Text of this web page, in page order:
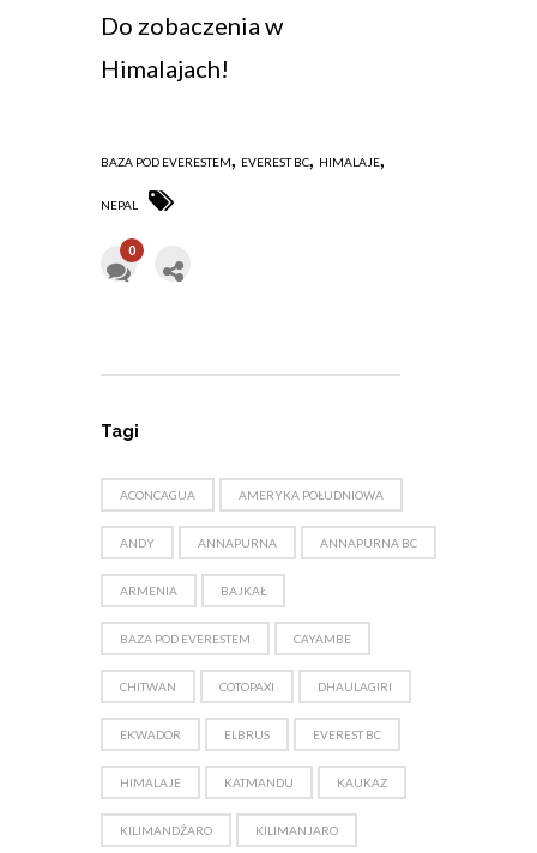
Do zobaczenia w
Himalajach!
BAZA POD EVERESTEM, EVEREST BC, HIMALAJE,
NEPAL
0
Tagi
ACONCAGUA AMERYKA POŁUDNIOWA
ANDY ANNAPURNA ANNAPURNA BC
ARMENIA BAJKAŁ
BAZA POD EVERESTEM CAYAMBE
CHITWAN COTOPAXI DHAULAGIRI
EKWADOR ELBRUS EVEREST BC
HIMALAJE KATMANDU KAUKAZ
KILIMANDŻARO KILIMANJARO